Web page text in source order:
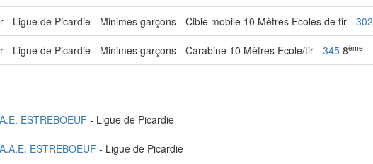
- Ligue de Picardie - Minimes garçons - Cible mobile 10 Mètres Ecoles de tir - 302
- Ligue de Picardie - Minimes garçons - Carabine 10 Mètres Ecole/tir - 345 8ème
ESTREBOEUF - Ligue de Picardie
A.A.E. ESTREBOEUF - Ligue de Picardie